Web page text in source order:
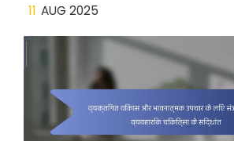
content
11 AUG 2025